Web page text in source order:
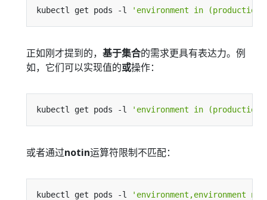
kubectl get pods -l 'environment in
正如刚才提到的， 基于集合的需求更具有表达力。例
如，它们可以实现值的或操作：
kubectl get pods -l 'environment in
或者通过notin运算符限制不匹配：
kubectl get pods -l 'environment,environment